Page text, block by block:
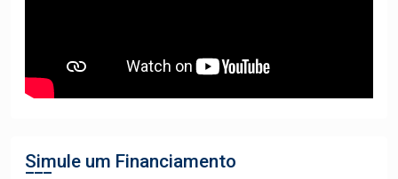
Simule um Financiamento